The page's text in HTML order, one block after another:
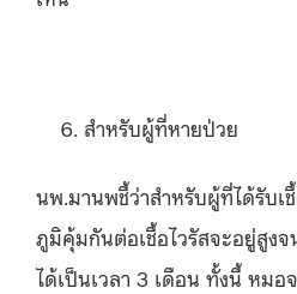
สำหรับผู้ที่หายป่วย
นพ.มานพชี้ว่าสำหรับผู้ที่ได้รับเ
ภูมิคุ้มกันต่อเชื้อไวรัสจะอยู่สูง
ได้เป็นเวลา 3 เดือน ทั้งนี้ หมอ